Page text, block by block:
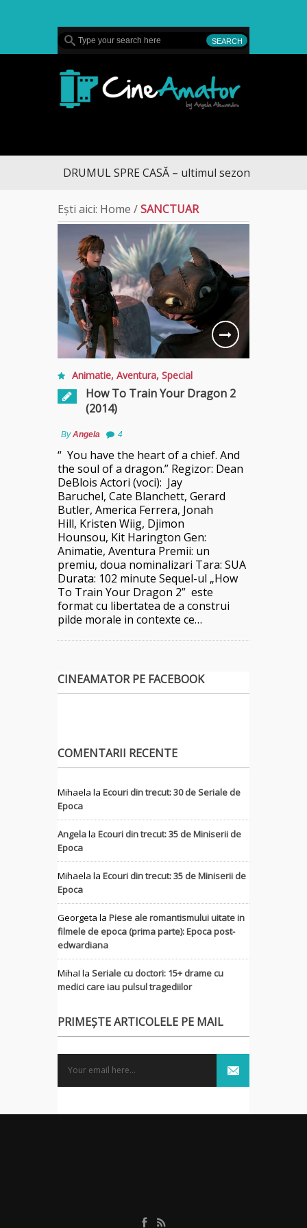
DRUMUL SPRE CASĂ – ultimul sezon te aduce la
Ești aici: Home /SANCTUAR
Animatie, Aventura, Special
How To Train Your Dragon 2
(2014)
ByAngela 4
“ You have the heart of a chief. And
the soul of a dragon.” Regizor: Dean
DeBlois Actori (voci): Jay
Baruchel, Cate Blanchett, Gerard
Butler, America Ferrera, Jonah
Hill, Kristen Wiig, Djimon
Hounsou, Kit Harington Gen:
Animatie, Aventura Premii: un
premiu, doua nominalizari Tara: SUA
Durata: 102 minute Sequel-ul „How
To Train Your Dragon 2” este
format cu libertatea de a construi
pilde morale in contexte ce…
CINEAMATOR PE FACEBOOK
COMENTARII RECENTE
Mihaela la Ecouri din trecut: 30 de Seriale de
Epoca
Angelala Ecouri din trecut: 35 de Miniserii de
Epoca
Mihaela la Ecouri din trecut: 35 de Miniserii de
Epoca
Georgeta la Piese ale romantismului uitate in
filmele de epoca (prima parte): Epoca post-
edwardiana
MihaI la Seriale cu doctori: 15+ drame cu
medici care iau pulsul tragediilor
PRIMEȘTE ARTICOLELE PE MAIL